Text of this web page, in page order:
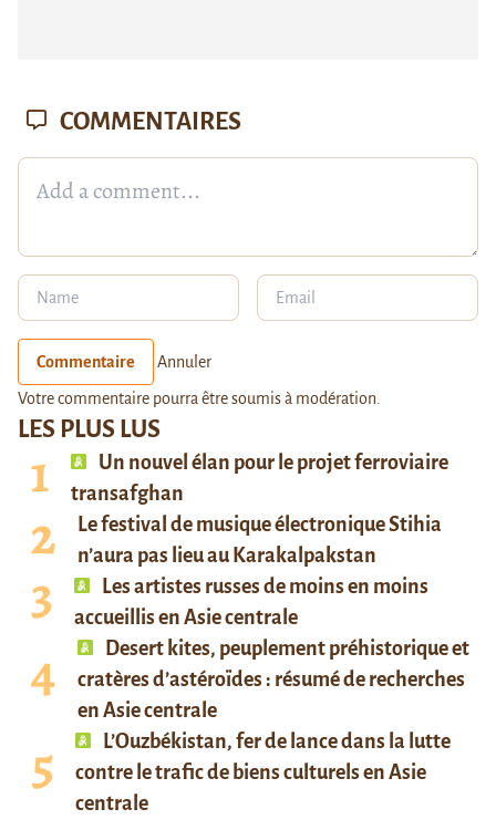
LES PLUS LUS
Un nouvel élan pour le projet ferroviaire
transafghan
Le festival de musique électronique Stihia
n’aura pas lieu au Karakalpakstan
Les artistes russes de moins en moins
accueillis en Asie centrale
Desert kites, peuplement préhistorique et
cratères d’astéroïdes : résumé de recherches
en Asie centrale
L’Ouzbékistan, fer de lance dans la lutte
contre le trafic de biens culturels en Asie
centrale
COMMENTAIRES
Commentaire Annuler
Votre commentaire pourra être soumis à modération.